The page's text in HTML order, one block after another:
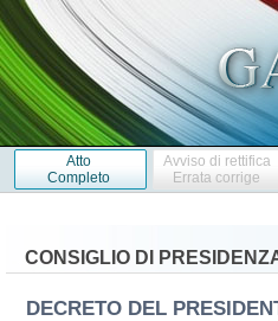
Atto
Completo
Avviso di rettifica
Errata corrige
CONSIGLIO DI
DECRETO DEL